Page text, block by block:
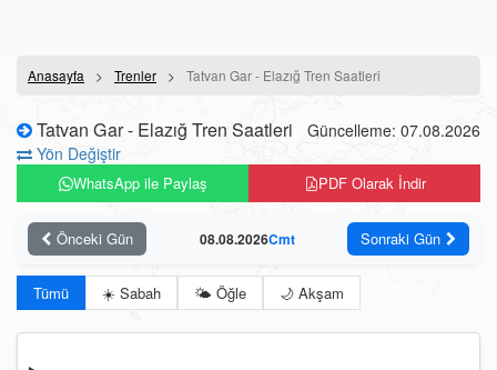
Anasayfa Trenler Tatvan Gar - Elazığ Tren Saatleri
Tatvan Gar - Elazığ Tren Saatleri
Yön Değiştir
Güncelleme: 07.08.2026
WhatsApp ile Paylaş PDF Olarak İndir
Önceki Gün 08.08.2026Cmt Sonraki Gün
Tümü ☀️ Sabah 🌤️ Öğle 🌙 Akşam